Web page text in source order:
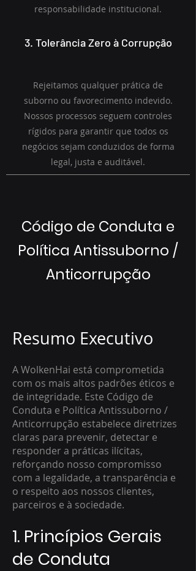
responsabilidade institucional.
3. Tolerância Zero à Corrupção
Rejeitamos qualquer prática de
suborno ou favorecimento indevido.
Nossos processos seguem controles
rígidos para garantir que todos os
negócios sejam conduzidos de forma
legal, justa e auditável.
Código de Conduta e
Política Antissuborno /
Anticorrupção
Resumo Executivo
A WolkenHai está comprometida
com os mais altos padrões éticos e
de integridade. Este Código de
Conduta e Política Antissuborno /
Anticorrupção estabelece diretrizes
claras para prevenir, detectar e
responder a práticas ilícitas,
reforçando nosso compromisso
com a legalidade, a transparência e
o respeito aos nossos clientes,
parceiros e à sociedade.
1. Princípios Gerais
de Conduta